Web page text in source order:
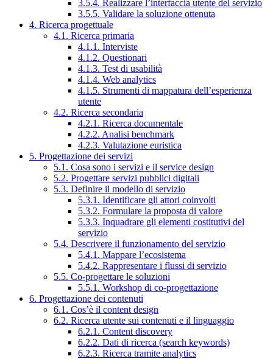
3.5.4. Realizzare l’interfaccia utente del servizio
3.5.5. Validare la soluzione ottenuta
4. Ricerca progettuale
4.1. Ricerca primaria
4.1.1. Interviste
4.1.2. Questionari
4.1.3. Test di usabilità
4.1.4. Web analytics
4.1.5. Strumenti di mappatura dell’esperienza
utente
4.2. Ricerca secondaria
4.2.1. Ricerca documentale
4.2.2. Analisi benchmark
4.2.3. Valutazione euristica
5. Progettazione dei servizi
5.1. Cosa sono i servizi e il service design
5.2. Progettare servizi pubblici digitali
5.3. Definire il modello di servizio
5.3.1. Identificare gli attori coinvolti
5.3.2. Formulare la proposta di valore
5.3.3. Inquadrare gli elementi costitutivi del
servizio
5.4. Descrivere il funzionamento del servizio
5.4.1. Mappare l’ecosistema
5.4.2. Rappresentare i flussi di servizio
5.5. Co-progettare le soluzioni
5.5.1. Workshop di co-progettazione
6. Progettazione dei contenuti
6.1. Cos’è il content design
6.2. Ricerca utente sui contenuti e il linguaggio
6.2.1. Content discovery
6.2.2. Dati di ricerca (search keywords)
6.2.3. Ricerca tramite analytics